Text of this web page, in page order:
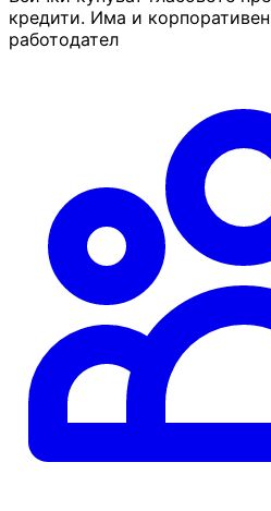
кредити. Има и
работодател